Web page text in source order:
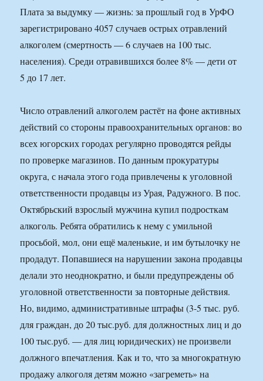
Плата за выдумку — жизнь: за прошлый год в УрФО
зарегистрировано 4057 случаев острых отравлений
алкоголем (смертность — 6 случаев на 100 тыс.
населения). Среди отравившихся более 8% — дети от
5 до 17 лет.
Число отравлений алкоголем растёт на фоне активных
действий со стороны правоохранительных органов: во
всех югорских городах регулярно проводятся рейды
по проверке магазинов. По данным прокуратуры
округа, с начала этого года привлечены к уголовной
ответственности продавцы из Урая, Радужного. В пос.
Октябрьский взрослый мужчина купил подросткам
алкоголь. Ребята обратились к нему с умильной
просьбой, мол, они ещё маленькие, и им бутылочку не
продадут. Попавшиеся на нарушении закона продавцы
делали это неоднократно, и были предупреждены об
уголовной ответственности за повторные действия.
Но, видимо, административные штрафы (3-5 тыс. руб.
для граждан, до 20 тыс.руб. для должностных лиц и до
100 тыс.руб. — для лиц юридических) не произвели
должного впечатления. Как и то, что за многократную
продажу алкоголя детям можно «загреметь» на